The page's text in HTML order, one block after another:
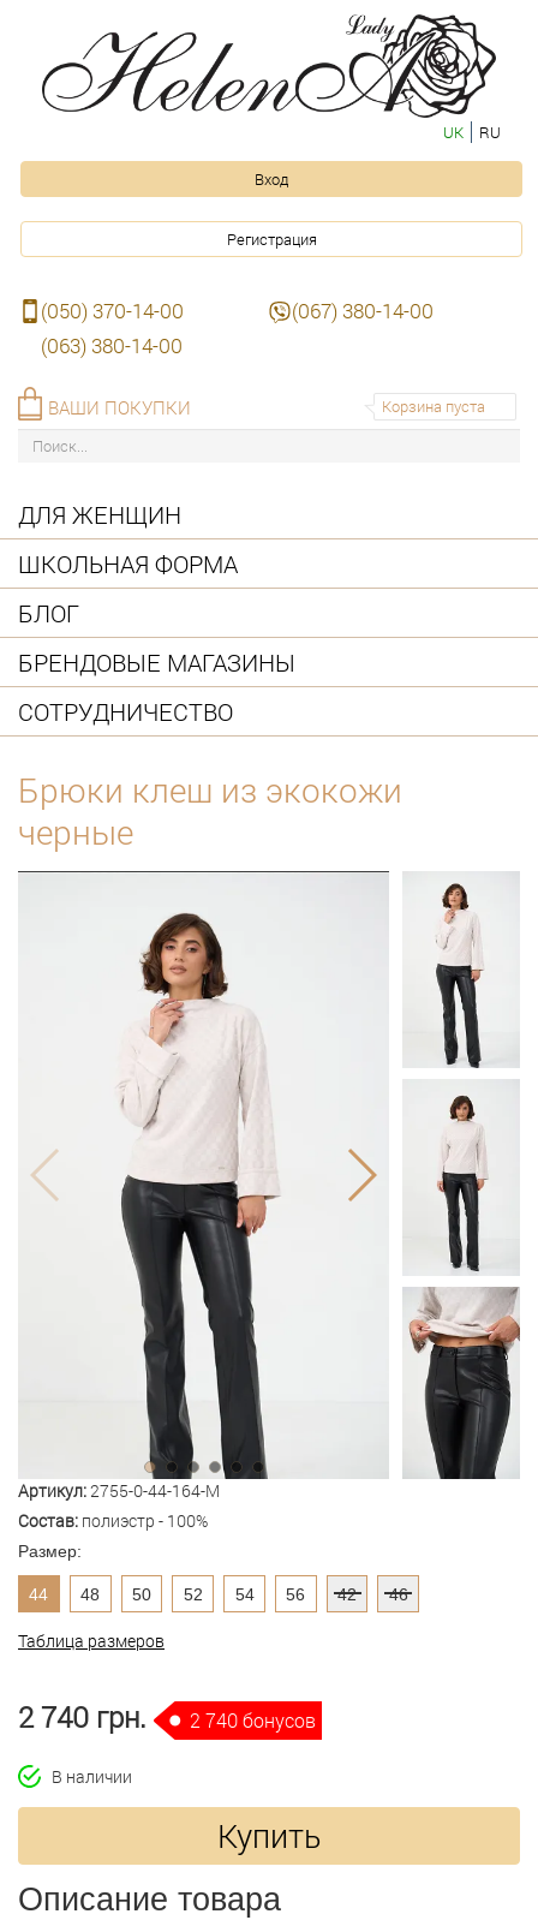
UK RU
Вход
Регистрация
(050) 370-14-00
(067) 380-14-00
(063) 380-14-00
Корзина пуста
ВАШИ ПОКУПКИ
ДЛЯ ЖЕНЩИН
ШКОЛЬНАЯ ФОРМА
БЛОГ
БРЕНДОВЫЕ МАГАЗИНЫ
СОТРУДНИЧЕСТВО
Брюки клеш из экокожи
черные
Артикул:2755-0-44-164-M
Состав: полиэстр - 100%
Размер:
44 48 50 52 54 56 42 46
Таблица размеров
2 740 грн. 2 740 бонусов
В наличии
Купить
Описание товара